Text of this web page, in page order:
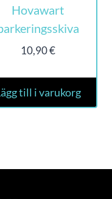
Hovawart
10,90€
till i varukorg